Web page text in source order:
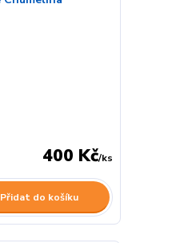
400 Kč/ks
Přidat do košíku